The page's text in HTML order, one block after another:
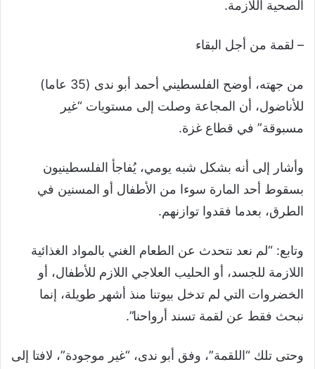
الصحية اللازمة.
– لقمة من أجل البقاء
من جهته، أوضح الفلسطيني أحمد أبو ندى (35 عاما)
للأناضول، أن المجاعة وصلت إلى مستويات “غير
مسبوقة” في قطاع غزة.
وأشار إلى أنه بشكل شبه يومي، يُفاجأ الفلسطينيون
بسقوط أحد المارة سوءا من الأطفال أو المسنين في
الطرق، بعدما فقدوا توازنهم.
وتابع: “لم نعد نتحدث عن الطعام الغني بالمواد الغذائية
اللازمة للجسد، أو الحليب العلاجي اللازم للأطفال، أو
الخضروات التي لم تدخل بيوتنا منذ أشهر طويلة، إنما
نبحث فقط عن لقمة تسند أرواحنا”.
وحتى تلك “اللقمة”، وفق أبو ندى، “غير موجودة”، لافتا إلى